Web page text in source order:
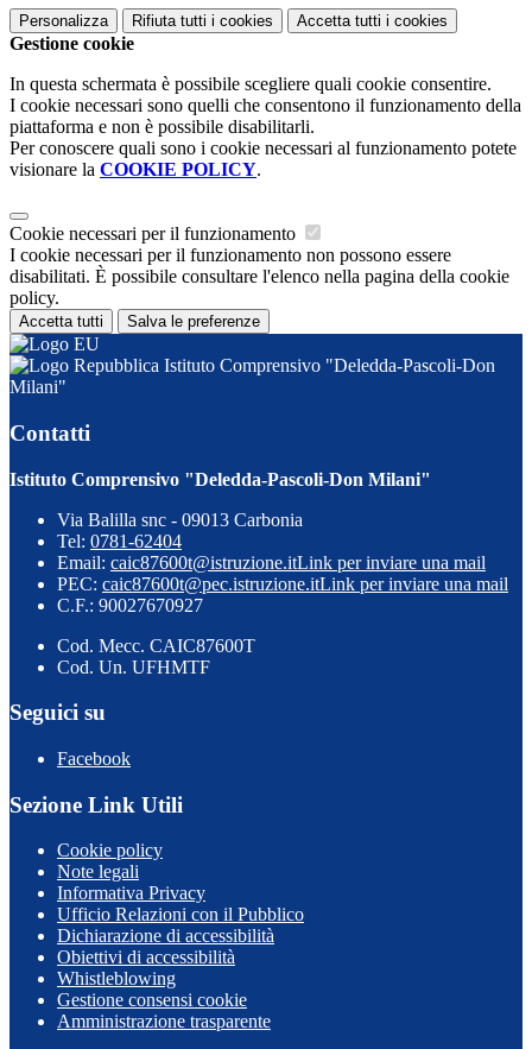
Personalizza Rifiuta tutti i cookies Accetta tutti i cookies
Gestione cookie
In questa schermata è possibile scegliere quali cookie consentire.
I cookie necessari sono quelli che consentono il funzionamento della
piattaforma e non è possibile disabilitarli.
Per conoscere quali sono i cookie necessari al funzionamento potete
visionare la COOKIE POLICY.
Cookie necessari per il funzionamento
I cookie necessari per il funzionamento non possono essere
disabilitati. È possibile consultare l'elenco nella pagina della cookie
policy.
Accetta tutti Salva le preferenze
Istituto Comprensivo "Deledda-Pascoli-Don
Milani"
Contatti
Istituto Comprensivo "Deledda-Pascoli-Don Milani"
Via Balilla snc - 09013 Carbonia
Tel: 0781-62404
Email: caic87600t@istruzione.itLink per inviare una mail
PEC: caic87600t@pec.istruzione.itLink per inviare una mail
C.F.: 90027670927
Cod. Mecc. CAIC87600T
Cod. Un. UFHMTF
Seguici su
Facebook
Sezione Link Utili
Cookie policy
Note legali
Informativa Privacy
Ufficio Relazioni con il Pubblico
Dichiarazione di accessibilità
Obiettivi di accessibilità
Whistleblowing
Gestione consensi cookie
Amministrazione trasparente